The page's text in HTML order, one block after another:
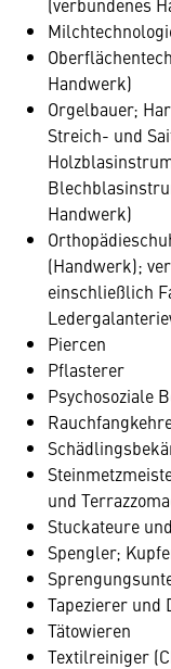
Handwerk)
Orgelbauer;
Streich- und
Handwerk)
(Handwerk);
einschließlich
Piercen
Pflasterer
Psychosoziale
und
Stuckateure
Spengler;
Tapezierer und
Tätowieren
Textilreiniger